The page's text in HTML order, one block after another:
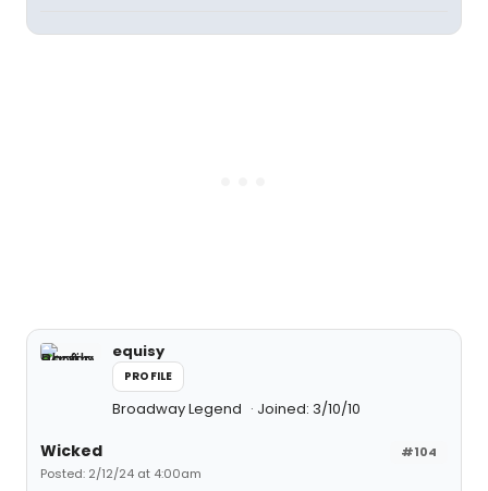
equisy
PROFILE
Broadway Legend Joined: 3/10/10
#104
Wicked
Posted: 2/12/24 at 4:00am